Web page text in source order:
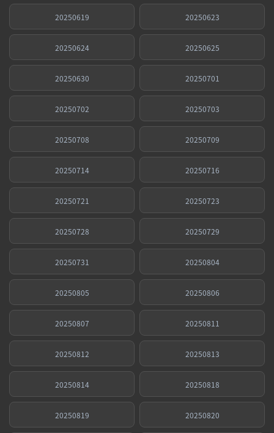
20250619 20250623
20250624 20250625
20250630 20250701
20250702 20250703
20250708 20250709
20250714 20250716
20250721 20250723
20250728 20250729
20250731 20250804
20250805 20250806
20250807 20250811
20250812 20250813
20250814 20250818
20250819 20250820